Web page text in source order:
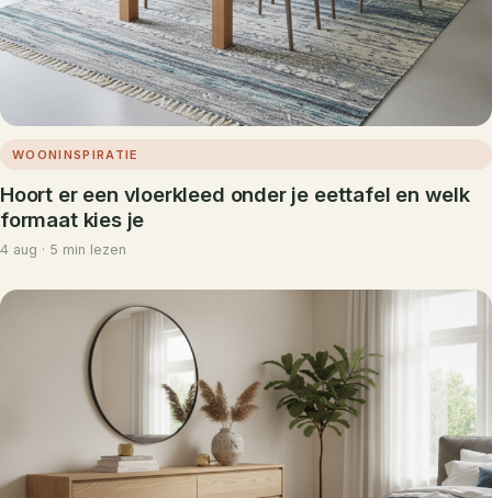
WOONINSPIRATIE
Hoort er een vloerkleed onder je eettafel en welk
formaat kies je
4 aug · 5 min lezen